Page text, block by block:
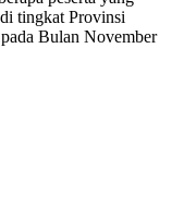
tingkat Provinsi
Bulan November